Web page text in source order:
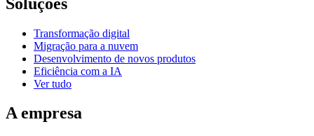
Transformação digital
Migração para a nuvem
Desenvolvimento de novos produtos
Eficiência com a IA
Ver tudo
A empresa